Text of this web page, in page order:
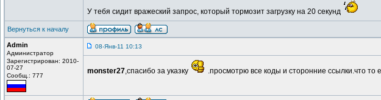
У тебя сидит вражеский запрос, который тормозит загрузку на 20 секунд
Вернуться к началу
Admin
Администратор
Зарегистрирован: 2010-
07-27
Сообщ.: 777
08-Янв-11 10:13
monster27,спасибо за указку .просмотрю все коды и сторонние ссылки.что то